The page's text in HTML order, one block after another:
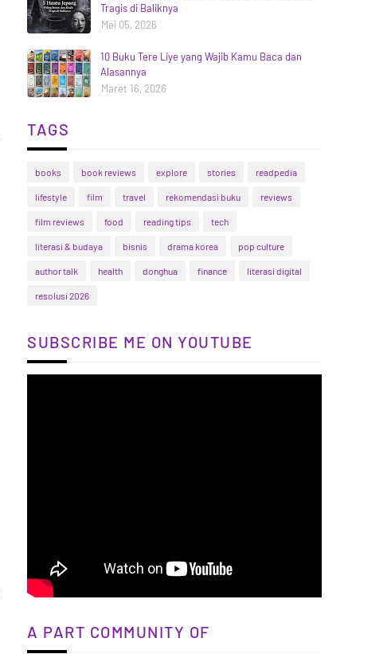
Tragis di Baliknya
Mei 05, 2026
10 Buku Tere Liye yang Wajib Kamu Baca dan
Alasannya
Maret 16, 2026
TAGS
books book reviews explore stories readpedia
lifestyle film travel rekomendasi buku reviews
film reviews food reading tips tech
literasi & budaya bisnis drama korea pop culture
author talk health donghua finance literasi digital
resolusi 2026
SUBSCRIBE ME ON YOUTUBE
A PART COMMUNITY OF